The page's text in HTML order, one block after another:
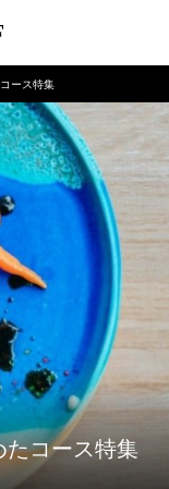
ース特集
たコース特集